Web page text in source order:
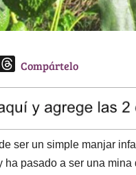
T
e
a
d
s
Compártelo
ser un simple manjar
ha pasado a ser una